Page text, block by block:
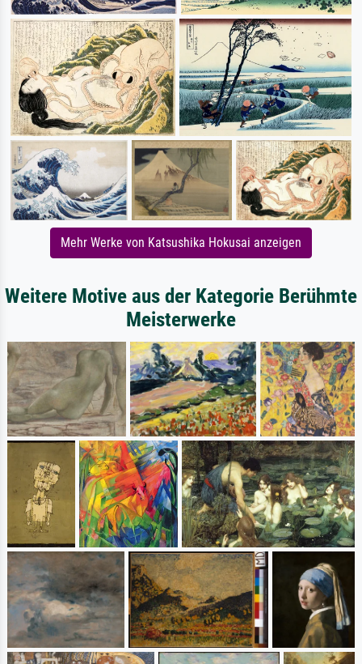
Mehr Werke von Katsushika Hokusai anzeigen
Weitere Motive aus der Kategorie Berühmte
Meisterwerke